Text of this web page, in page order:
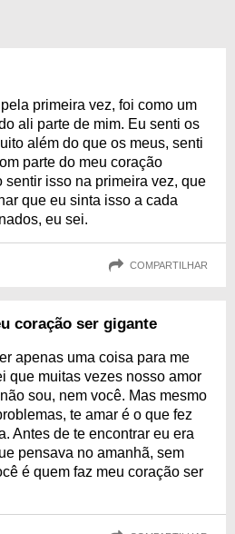
primeira vez, foi como um
ali parte de mim. Eu senti os
além do que os meus, senti
parte do meu coração
sentir isso na primeira vez, que
que eu sinta isso a cada
eu sei.
COMPARTILHAR
coração ser gigante
apenas uma coisa para me
que muitas vezes nosso amor
sou, nem você. Mas mesmo
te amar é o que fez
Antes de te encontrar eu era
pensava no amanhã, sem
é quem faz meu coração ser